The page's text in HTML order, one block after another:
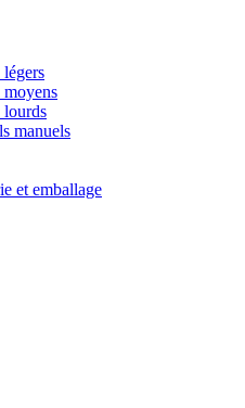
lourds
manuels
et emballage